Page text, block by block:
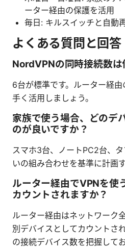
ーター経由の保護を活用
毎日: キルスイッチと自動
よくある質問と回答
NordVPNの同時接続数は
6台が標準です。ルーター経
手く活用しましょう。
家族で使う場合、どのデ
のが良いですか？
スマホ3台、ノートPC2台、
いの組み合わせを基準に計画
ルーター経由でVPNを使
カウントされますか？
ルーター経由はネットワーク
別デバイスとしてカウントさ
の接続デバイス数を把握して